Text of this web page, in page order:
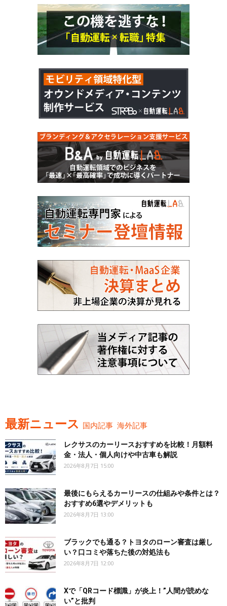
最新ニュース 国内記事 海外記事
レクサスのカーリースおすすめを比較！月額料
金・法人・個人向けや中古車も解説
2026年8月7日 15:00
最後にもらえるカーリースの仕組みや条件とは？
おすすめ6選やデメリットも
2026年8月7日 13:00
ブラックでも通る？トヨタのローン審査は厳し
い？口コミや落ちた後の対処法も
2026年8月7日 12:00
Xで「QRコード標識」が炎上！”人間が読めな
い”と批判